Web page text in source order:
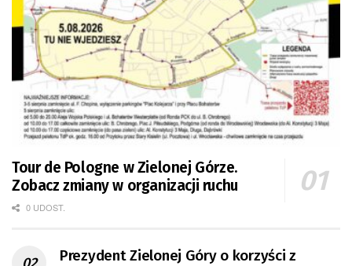
Tour de Pologne w Zielonej Górze.
Zobacz zmiany w organizacji ruchu
0 UDOST.
Prezydent Zielonej Góry o korzyści z